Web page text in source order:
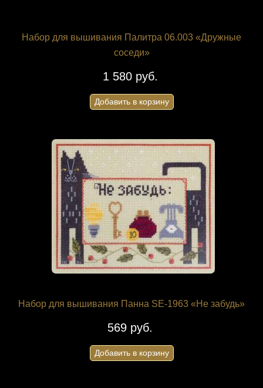
Набор для вышивания Палитра 06.003 «Дружные
соседи»
1 580 руб.
Добавить в корзину
Набор для вышивания Панна SE-1963 «Не забудь»
569 руб.
Добавить в корзину